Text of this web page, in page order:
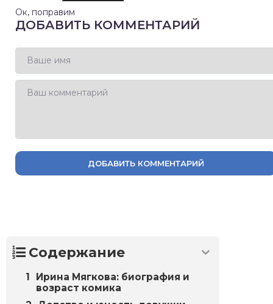
Ок, поправим
ДОБАВИТЬ КОММЕНТАРИЙ
ДОБАВИТЬ КОММЕНТАРИЙ
Содержание
Ирина Мягкова: биография и
возраст комика